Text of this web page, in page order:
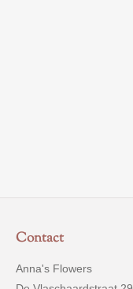
Contact
Anna's Flowers